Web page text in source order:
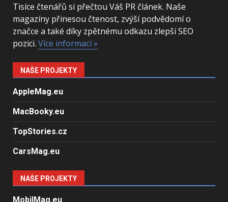
Tisíce čtenářů si přečtou Váš PR článek. Naše
magazíny přinesou čtenost, zvýší podvědomí o
značce a také díky zpětnému odkazu zlepší SEO
pozici. Více informací »
NAŠE PROJEKTY
AppleMag.eu
MacBooky.eu
TopStories.cz
CarsMag.eu
NAŠE PROJEKTY
MobilMag.eu